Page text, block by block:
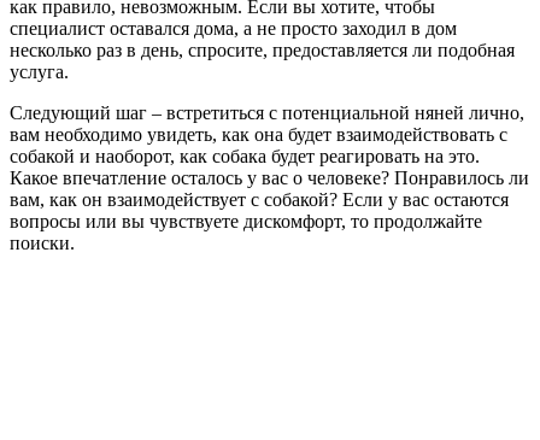
как правило, невозможным. Если вы хотите, чтобы
специалист оставался дома, а не просто заходил в дом
несколько раз в день, спросите, предоставляется ли подобная
услуга.
Следующий шаг – встретиться с потенциальной няней лично,
вам необходимо увидеть, как она будет взаимодействовать с
собакой и наоборот, как собака будет реагировать на это.
Какое впечатление осталось у вас о человеке? Понравилось ли
вам, как он взаимодействует с собакой? Если у вас остаются
вопросы или вы чувствуете дискомфорт, то продолжайте
поиски.